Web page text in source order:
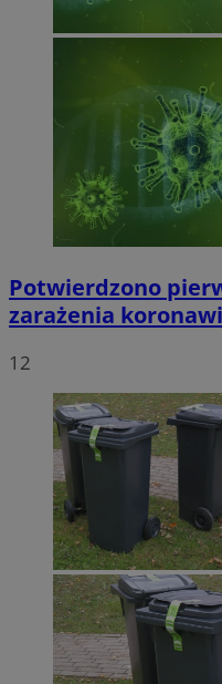
Potwierdzono
zarażenia
12